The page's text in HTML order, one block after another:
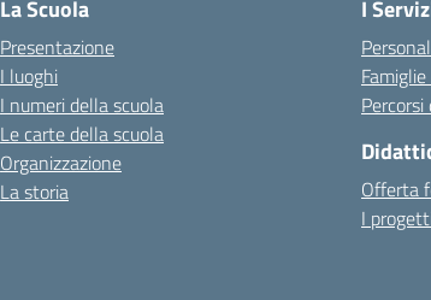
La Scuola
Presentazione
I luoghi
I numeri della scuola
Le carte della scuola
Organizzazione
La storia
I
Offerta
I